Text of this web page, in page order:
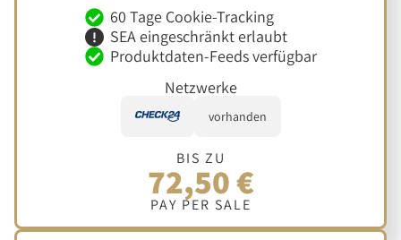
60 Tage Cookie-Tracking
SEA eingeschränkt erlaubt
Produktdaten-Feeds verfügbar
Netzwerke
vorhanden
BIS ZU
72,50 €
PAY PER SALE